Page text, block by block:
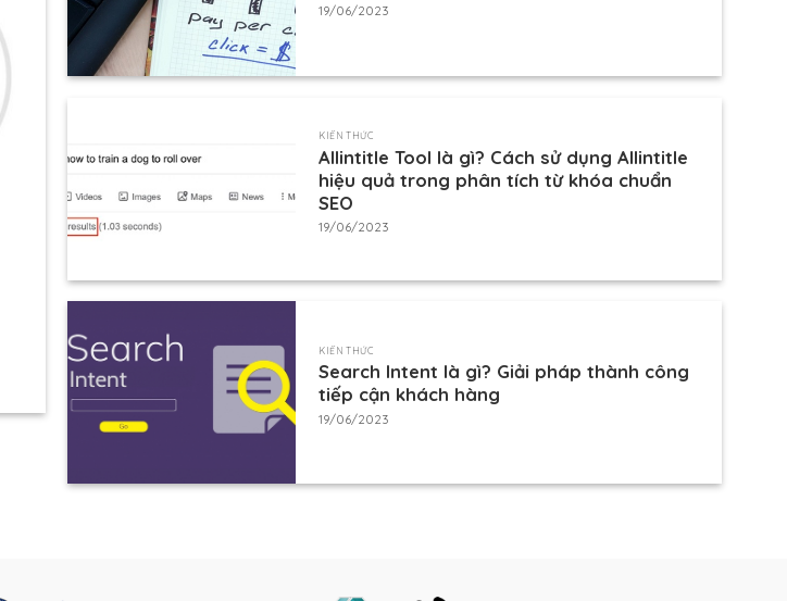
19/06/2023
KIẾN THỨC
Allintitle Tool là gì? Cách sử dụng Allintitle
hiệu quả trong phân tích từ khóa chuẩn
SEO
19/06/2023
KIẾN THỨC
Search Intent là gì? Giải pháp thành công
tiếp cận khách hàng
19/06/2023